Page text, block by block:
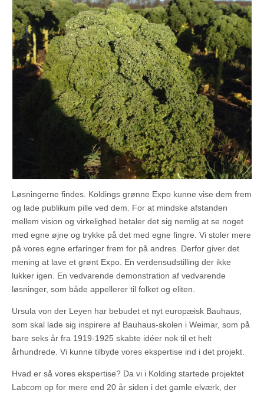
Løsningerne findes. Koldings grønne Expo kunne vise dem frem
og lade publikum pille ved dem. For at mindske afstanden
mellem vision og virkelighed betaler det sig nemlig at se noget
med egne øjne og trykke på det med egne fingre. Vi stoler mere
på vores egne erfaringer frem for på andres. Derfor giver det
mening at lave et grønt Expo. En verdensudstilling der ikke
lukker igen. En vedvarende demonstration af vedvarende
løsninger, som både appellerer til folket og eliten.
Ursula von der Leyen har bebudet et nyt europæisk Bauhaus,
som skal lade sig inspirere af Bauhaus-skolen i Weimar, som på
bare seks år fra 1919-1925 skabte idéer nok til et helt
århundrede. Vi kunne tilbyde vores ekspertise ind i det projekt.
Hvad er så vores ekspertise? Da vi i Kolding startede projektet
Labcom op for mere end 20 år siden i det gamle elværk, der